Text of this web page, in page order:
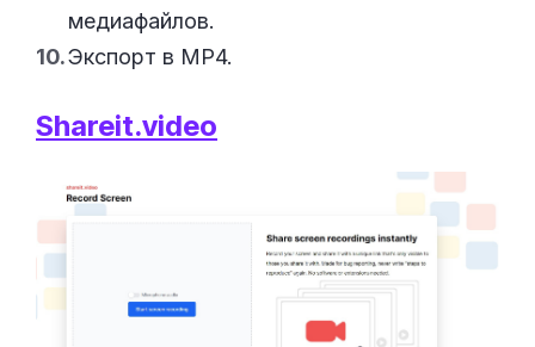
медиафайлов.
Экспорт в MP4.
Shareit.video